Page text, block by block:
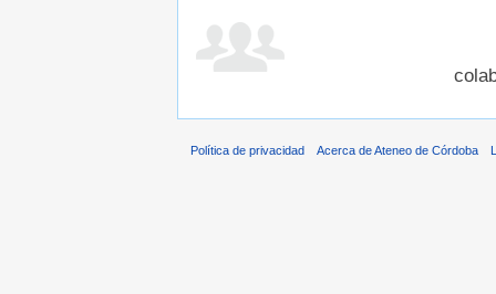
Política de privacidad Acerca de Ateneo de Córdoba